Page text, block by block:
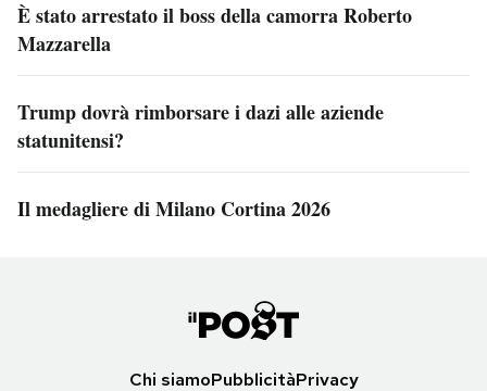
È stato arrestato il boss della camorra Roberto
Mazzarella
Trump dovrà rimborsare i dazi alle aziende
statunitensi?
Il medagliere di Milano Cortina 2026
Chi siamoPubblicitàPrivacy